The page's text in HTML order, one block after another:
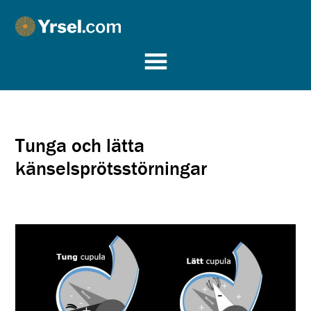
Yrsel.com
Tunga och lätta
känselsprötsstörningar